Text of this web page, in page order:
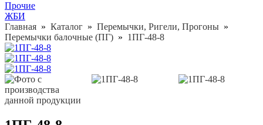
Прочие
ЖБИ
Главная » Каталог » Перемычки, Ригели, Прогоны »
Перемычки балочные (ПГ) » 1ПГ-48-8